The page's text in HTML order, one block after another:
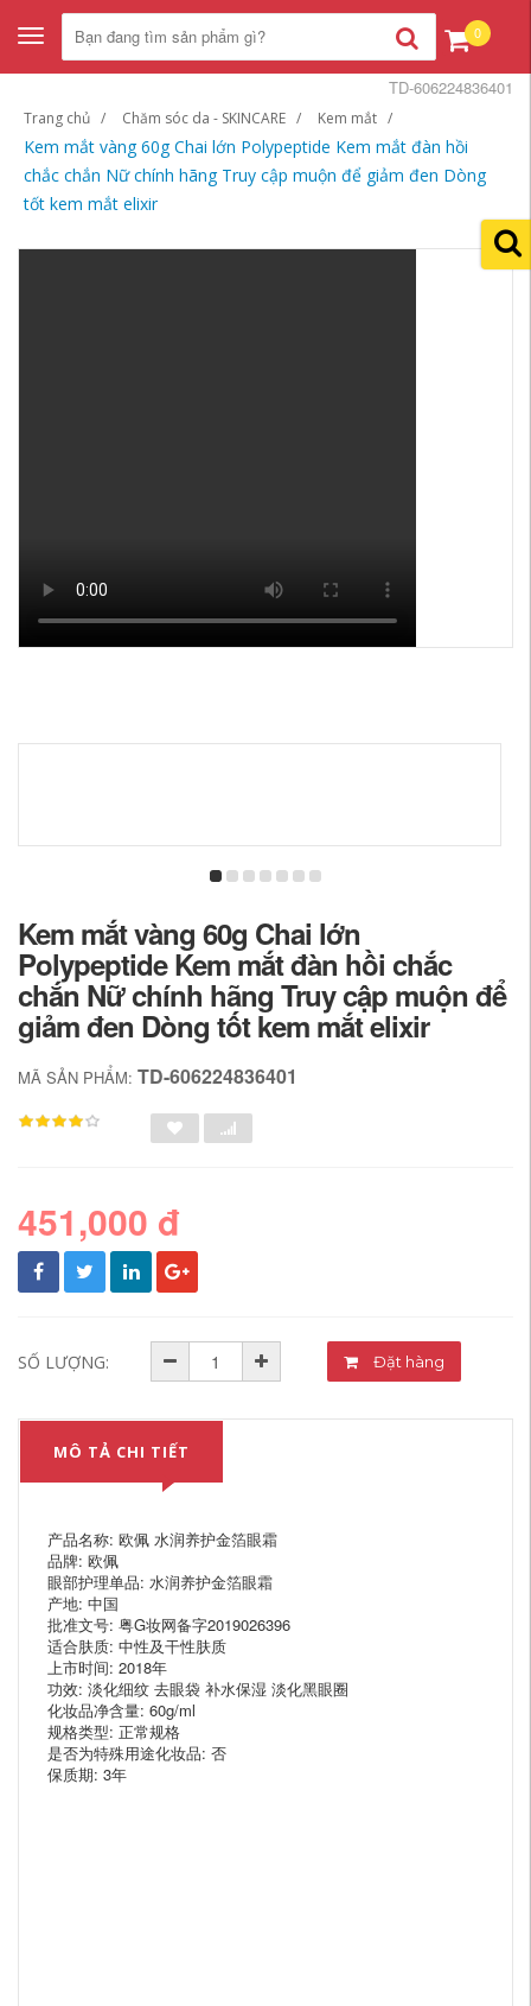
Toggle
navigation
0
Trang chủ Chăm sóc da - SKINCARE Kem mắt
Kem mắt vàng 60g Chai lớn Polypeptide Kem mắt đàn hồi
chắc chắn Nữ chính hãng Truy cập muộn để giảm đen Dòng
tốt kem mắt elixir
TD-606224836401
Kem mắt vàng 60g Chai lớn
Polypeptide Kem mắt đàn hồi chắc
chắn Nữ chính hãng Truy cập muộn để
giảm đen Dòng tốt kem mắt elixir
MÃ SẢN PHẨM: TD-606224836401
451,000 đ
SỐ LƯỢNG: Đặt hàng
MÔ TẢ CHI TIẾT
产品名称: 欧佩 水润养护金箔眼霜
品牌: 欧佩
眼部护理单品: 水润养护金箔眼霜
产地: 中国
批准文号: 粤G妆网备字2019026396
适合肤质: 中性及干性肤质
上市时间: 2018年
功效: 淡化细纹 去眼袋 补水保湿 淡化黑眼圈
化妆品净含量: 60g/ml
规格类型: 正常规格
是否为特殊用途化妆品: 否
保质期: 3年